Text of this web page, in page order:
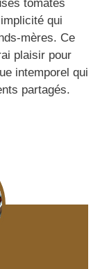
tomates
qui
mères. Ce
plaisir pour
intemporel qui
partagés.